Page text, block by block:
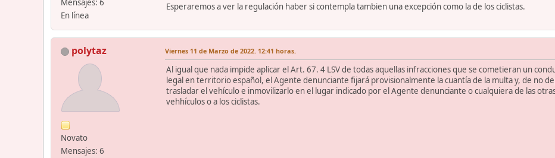
Mensajes: 6
En línea
Esperaremos a ver la regulación haber si contempla tambien una excepción como la de los ciclistas.
polytaz
Novato
Mensajes: 6
Viernes 11 de Marzo de 2022. 12:41 horas.
Al igual que nada impide aplicar el Art. 67. 4 LSV de todas aquellas infracciones que se cometieran un
legal en territorio español, el Agente denunciante fijará provisionalmente la cuantía de la multa y, de no
trasladar el vehículo e inmovilizarlo en el lugar indicado por el Agente denunciante o cualquiera de las
vehhículos o a los ciclistas.